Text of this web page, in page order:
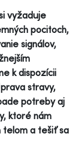
vyžaduje
pocitoch,
signálov,
k dispozícii
stravy,
potreby aj
ktoré nám
telom a tešiť sa